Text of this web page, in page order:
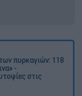
πυρκαγιών: 118
-
στις